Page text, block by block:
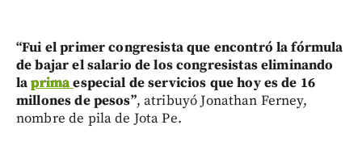
“Fui el primer congresista que encontró la fórmula
de bajar el salario de los congresistas eliminando
laprimaespecial de servicios que hoy es de 16
millones de pesos”, atribuyó Jonathan Ferney,
nombre de pila de Jota Pe.